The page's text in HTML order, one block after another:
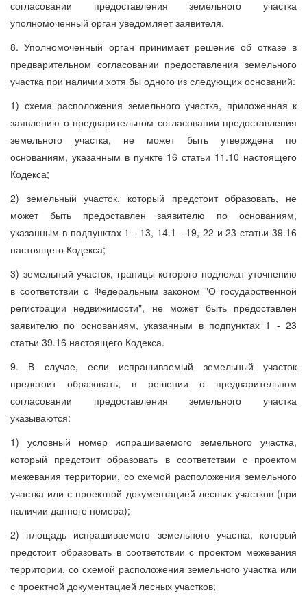
согласовании предоставления земельного участка
уполномоченный орган уведомляет заявителя.
8. Уполномоченный орган принимает решение об отказе в
предварительном согласовании предоставления земельного
участка при наличии хотя бы одного из следующих оснований:
1) схема расположения земельного участка, приложенная к
заявлению о предварительном согласовании предоставления
земельного участка, не может быть утверждена по
основаниям, указанным в пункте 16 статьи 11.10 настоящего
Кодекса;
2) земельный участок, который предстоит образовать, не
может быть предоставлен заявителю по основаниям,
указанным в подпунктах 1 - 13, 14.1 - 19, 22 и 23 статьи 39.16
настоящего Кодекса;
3) земельный участок, границы которого подлежат уточнению
в соответствии с Федеральным законом "О государственной
регистрации недвижимости", не может быть предоставлен
заявителю по основаниям, указанным в подпунктах 1 - 23
статьи 39.16 настоящего Кодекса.
9. В случае, если испрашиваемый земельный участок
предстоит образовать, в решении о предварительном
согласовании предоставления земельного участка
указываются:
1) условный номер испрашиваемого земельного участка,
который предстоит образовать в соответствии с проектом
межевания территории, со схемой расположения земельного
участка или с проектной документацией лесных участков (при
наличии данного номера);
2) площадь испрашиваемого земельного участка, который
предстоит образовать в соответствии с проектом межевания
территории, со схемой расположения земельного участка или
с проектной документацией лесных участков;